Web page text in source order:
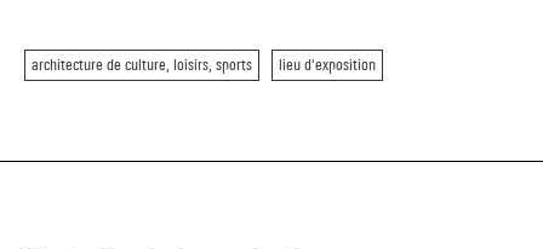
architecture de culture, loisirs, sports lieu d'exposition